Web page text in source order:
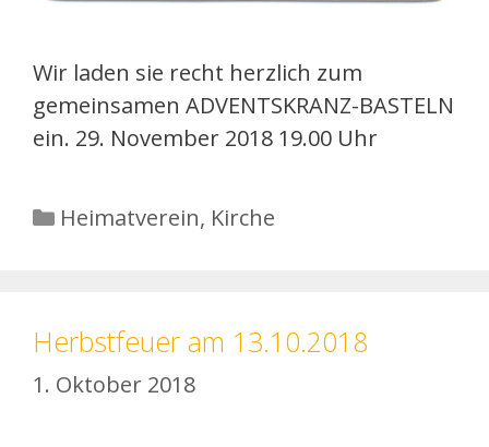
Wir laden sie recht herzlich zum
gemeinsamen ADVENTSKRANZ-BASTELN
ein. 29. November 2018 19.00 Uhr
Kategorien
Heimatverein, Kirche
Herbstfeuer am 13.10.2018
1. Oktober 2018